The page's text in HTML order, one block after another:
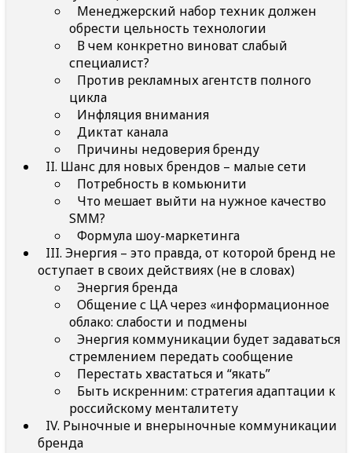
Менеджерский набор техник должен
обрести цельность технологии
В чем конкретно виноват слабый
специалист?
Против рекламных агентств полного
цикла
Инфляция внимания
Диктат канала
Причины недоверия бренду
II. Шанс для новых брендов – малые сети
Потребность в комьюнити
Что мешает выйти на нужное качество
SMM?
Формула шоу-маркетинга
III. Энергия – это правда, от которой бренд не
оступает в своих действиях (не в словах)
Энергия бренда
Общение с ЦА через «информационное
облако: слабости и подмены
Энергия коммуникации будет задаваться
стремлением передать сообщение
Перестать хвастаться и “якать”
Быть искренним: стратегия адаптации к
российскому менталитету
IV. Рыночные и внерыночные коммуникации
бренда